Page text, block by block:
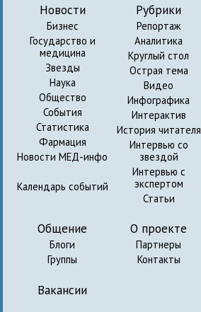
Новости
Бизнес
Государство и
медицина
Звезды
Наука
Общество
События
Статистика
Фармация
Новости МЕД-инфо
Календарь событий
Рубрики
Репортаж
Аналитика
Круглый стол
Острая тема
Видео
Инфографика
Интерактив
История читателя
Интервью со
звездой
Интервью с
экспертом
Статьи
Общение
Блоги
Группы
Вакансии
О проекте
Партнеры
Контакты